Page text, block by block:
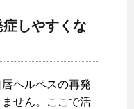
しやすくな
ヘルペスの再発
せん。ここで活